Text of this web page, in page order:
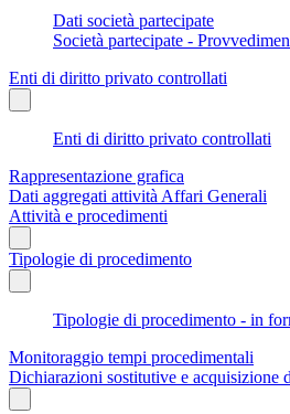
Dati società partecipate
Società partecipate -
Enti di diritto privato controllati
Enti di diritto privato controllati
Rappresentazione grafica
Dati aggregati attività Affari Generali
Attività e procedimenti
Tipologie di procedimento
Tipologie di procedimento - in
Monitoraggio tempi procedimentali
Dichiarazioni sostitutive e acquisizione